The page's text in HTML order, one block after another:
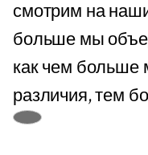
смотрим на
больше мы
как чем
различия, тем